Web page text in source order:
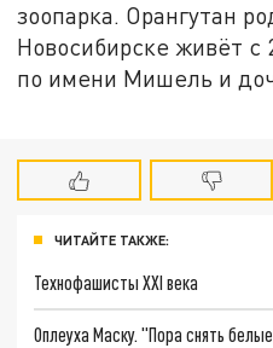
зоопарка. Орангутан
Новосибирске живёт с
по имени Мишель и
ЧИТАЙТЕ ТАКЖЕ:
Технофашисты XXI века
Оплеуха Маску. "Пора снять